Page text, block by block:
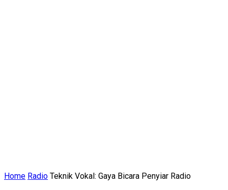
Home Radio Teknik Vokal: Gaya Bicara Penyiar Radio